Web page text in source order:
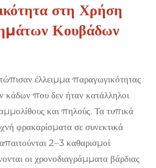
στη Χρήση
Κουβάδων
έλλειμμα παραγωγικότητας
που δεν ήταν κατάλληλοι
και πηλούς. Τα τυπικά
φρακαρίσματα σε συνεκτικά
2–3 καθαρισμοί
οι χρονοδιαγράμματα βάρδιας